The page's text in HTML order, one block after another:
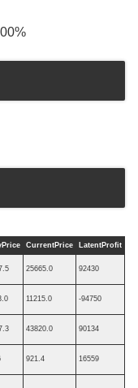
CurrentPrice LatentProfit
25665.0 92430
11215.0 -94750
43820.0 90134
921.4 16559